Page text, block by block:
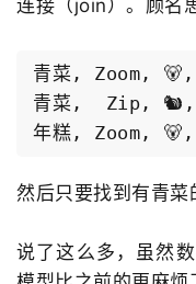
连接（join）。顾名
青菜, Zoom,
青菜,  Zip, 🐿️,
然后只要找到有青菜
说了这么多，虽然